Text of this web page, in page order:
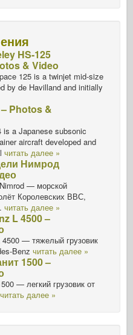
HS-125
& Video
125 is a twinjet mid-size
by de Havilland and initially
Photos &
is a Japanese subsonic
aircraft developed and
читать далее »
Нимрод
— морской
Королевских ВВС,
читать далее »
L 4500 –
— тяжелый грузовик
Benz читать далее »
1500 –
— легкий грузовик от
читать далее »